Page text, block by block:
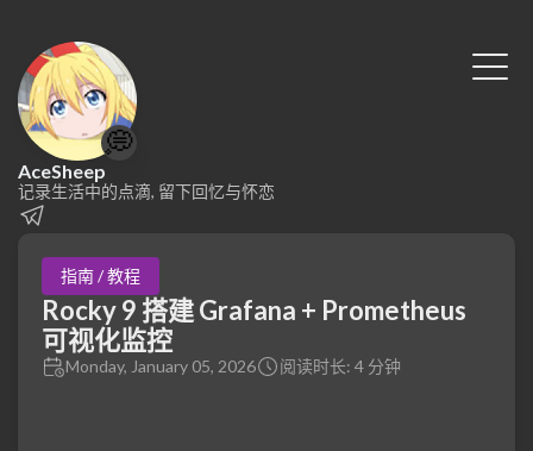
💭
AceSheep
记录生活中的点滴, 留下回忆与怀恋
指南 / 教程
Rocky 9 搭建 Grafana + Prometheus
可视化监控
Monday, January 05, 2026 阅读时长: 4 分钟